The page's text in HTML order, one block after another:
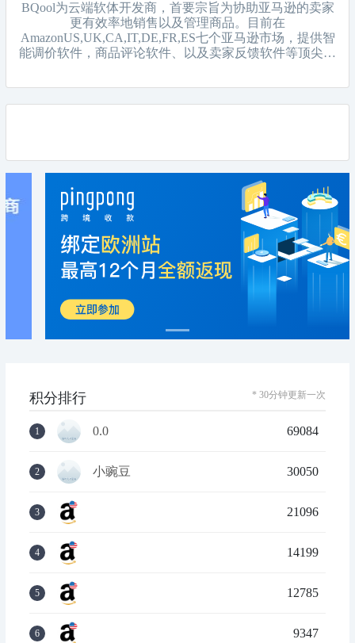
BQool为云端软体开发商，首要宗旨为协助亚马逊的卖家
更有效率地销售以及管理商品。目前在
AmazonUS,UK,CA,IT,DE,FR,ES七个亚马逊市场，提供智
能调价软件，商品评论软件、以及卖家反馈软件等顶尖软
积分排行 * 30分钟更新一次
1 0.0 69084
2 小豌豆 30050
3 21096
4 14199
5 12785
6 9347